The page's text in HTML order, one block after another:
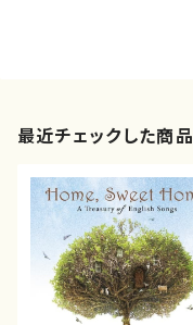
最近チェックした商品